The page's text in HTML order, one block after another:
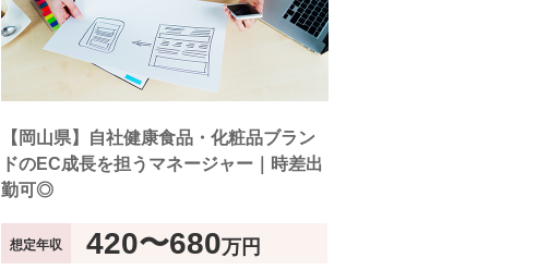
【岡山県】自社健康食品・化粧品ブラン
ドのEC成長を担うマネージャー｜時差出
勤可◎
想定年収 420〜680万円